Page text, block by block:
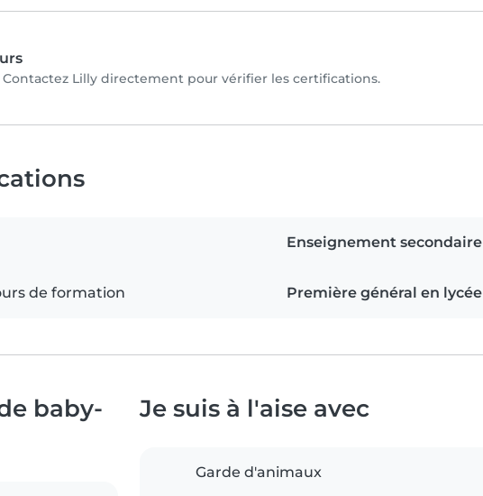
Lilly directement pour vérifier les certifications.
Enseignement secondaire
de formation Première général en lycée
baby-
Je suis à l'aise avec
Garde d'animaux